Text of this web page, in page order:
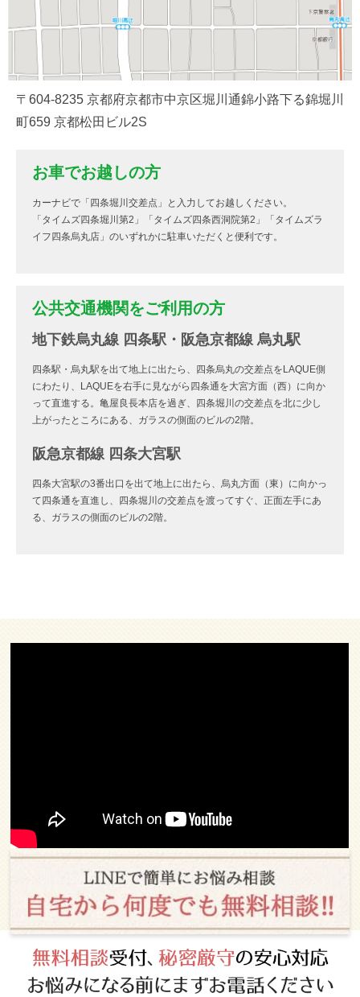
〒604-8235 京都府京都市中京区堀川通錦小路下る錦堀川
町659 京都松田ビル2S
お車でお越しの方
カーナビで「四条堀川交差点」と入力してお越しください。
「タイムズ四条堀川第2」「タイムズ四条西洞院第2」「タイムズラ
イフ四条烏丸店」のいずれかに駐車いただくと便利です。
公共交通機関をご利用の方
地下鉄烏丸線 四条駅・阪急京都線 烏丸駅
四条駅・烏丸駅を出て地上に出たら、四条烏丸の交差点をLAQUE側
にわたり、LAQUEを右手に見ながら四条通を大宮方面（西）に向か
って直進する。亀屋良長本店を過ぎ、四条堀川の交差点を北に少し
上がったところにある、ガラスの側面のビルの2階。
阪急京都線 四条大宮駅
四条大宮駅の3番出口を出て地上に出たら、烏丸方面（東）に向かっ
て四条通を直進し、四条堀川の交差点を渡ってすぐ、正面左手にあ
る、ガラスの側面のビルの2階。